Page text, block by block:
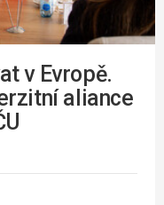
v Evropě.
aliance